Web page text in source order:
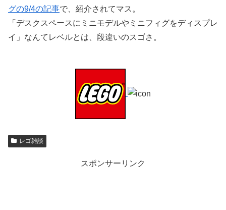
グの9/4の記事で、紹介されてマス。
「デスクスペースにミニモデルやミニフィグをディスプレ
イ」なんてレベルとは、段違いのスゴさ。
レゴ雑談
スポンサーリンク